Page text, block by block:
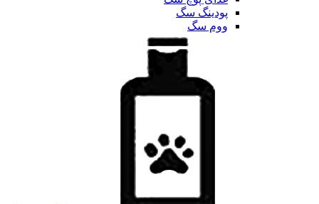
پودینگ سگ
ووم سگ